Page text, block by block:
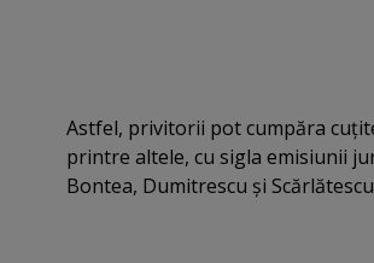
Astfel, privitorii pot cumpăra
printre altele, cu sigla emisiunii
Bontea, Dumitrescu şi